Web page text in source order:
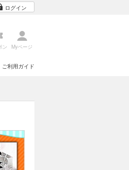
ログイン
ン Myページ
ご利用ガイド